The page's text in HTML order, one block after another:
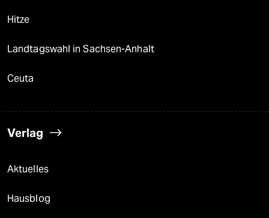
Hitze
Landtagswahl in Sachsen-Anhalt
Ceuta
Verlag
Aktuelles
Hausblog